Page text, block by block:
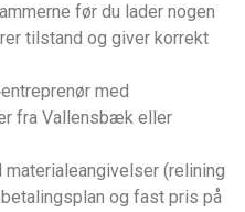
før du lader nogen
tilstand og giver korrekt
med
fra Vallensbæk eller
(relining
og fast pris på